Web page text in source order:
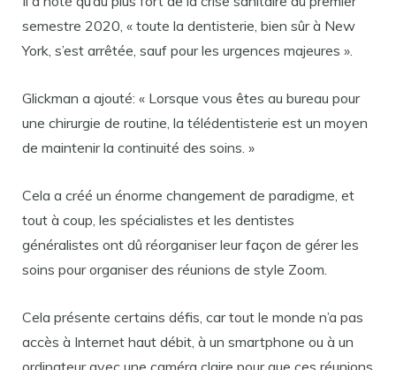
semestre 2020, « toute la dentisterie, bien sûr à New
York, s’est arrêtée, sauf pour les urgences majeures ».
Glickman a ajouté: « Lorsque vous êtes au bureau pour
une chirurgie de routine, la télédentisterie est un moyen
de maintenir la continuité des soins. »
Cela a créé un énorme changement de paradigme, et
tout à coup, les spécialistes et les dentistes
généralistes ont dû réorganiser leur façon de gérer les
soins pour organiser des réunions de style Zoom.
Cela présente certains défis, car tout le monde n’a pas
accès à Internet haut débit, à un smartphone ou à un
ordinateur avec une caméra claire pour que ces réunions